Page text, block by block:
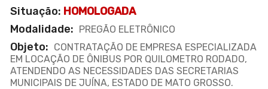
Situação: HOMOLOGADA
Modalidade: PREGÃO ELETRÔNICO
Objeto: CONTRATAÇÃO DE EMPRESA ESPECIALIZADA
EM LOCAÇÃO DE ÔNIBUS POR QUILOMETRO RODADO,
ATENDENDO AS NECESSIDADES DAS SECRETARIAS
MUNICIPAIS DE JUÍNA, ESTADO DE MATO GROSSO.